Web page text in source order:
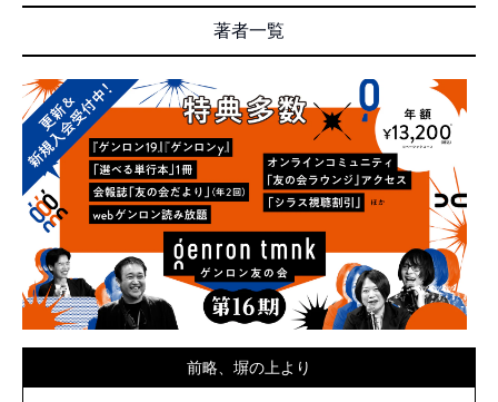
著者一覧
前略、塀の上より